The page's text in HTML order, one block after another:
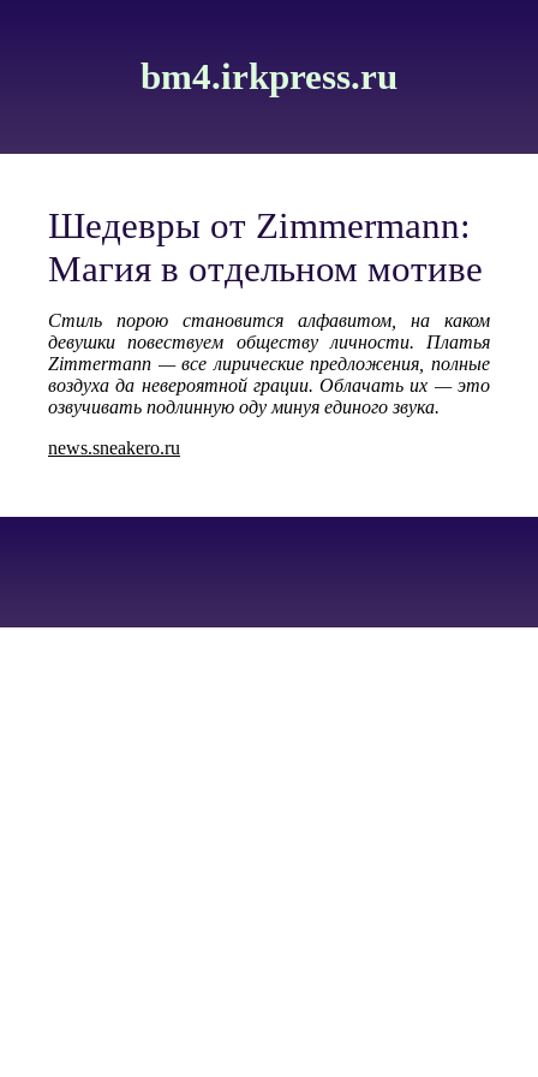
bm4.irkpress.ru
Шедевры от Zimmermann:
Магия в отдельном мотиве
Стиль порою становится алфавитом, на каком
девушки повествуем обществу личности. Платья
Zimmermann — все лирические предложения, полные
воздуха да невероятной грации. Облачать их — это
озвучивать подлинную оду минуя единого звука.
news.sneakero.ru